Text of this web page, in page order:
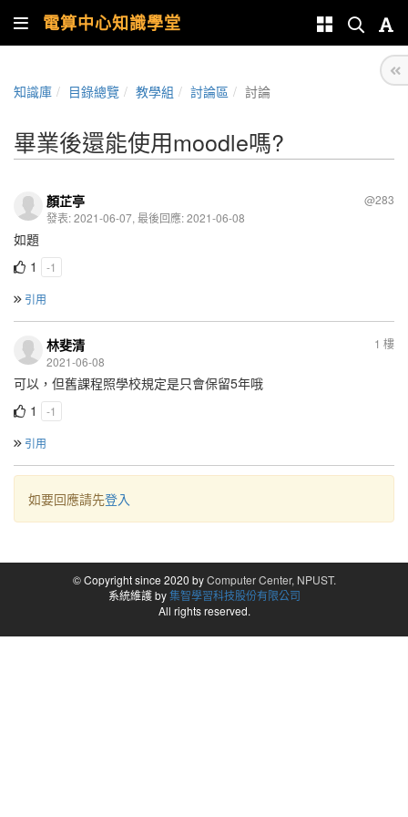
電算中心知識學堂
知識庫 目錄總覽 教學組 討論區 討論
畢業後還能使用moodle嗎?
@283
顏芷亭
發表: 2021-06-07, 最後回應: 2021-06-08
如題
1
-1
引用
1 樓
林斐清
2021-06-08
可以，但舊課程照學校規定是只會保留5年哦
1
-1
引用
如要回應請先登入
© Copyright since 2020 byComputer Center, NPUST.
系統維護 by集智學習科技股份有限公司
All rights reserved.